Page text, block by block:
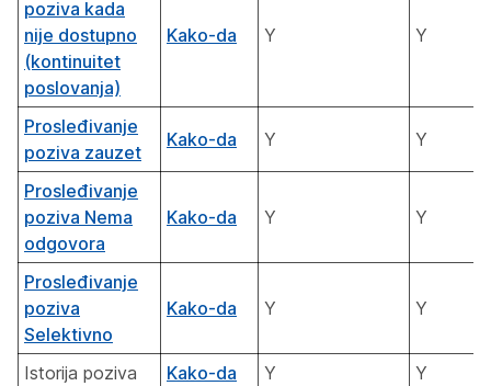
poziva kada
nije dostupno
(kontinuitet
poslovanja)
Kako-da Y Y
Prosleđivanje
poziva zauzet
Kako-da Y Y
Prosleđivanje
poziva Nema
odgovora
Kako-da Y Y
Prosleđivanje
poziva
Selektivno
Kako-da Y Y
Istorija poziva Kako-da Y
Y